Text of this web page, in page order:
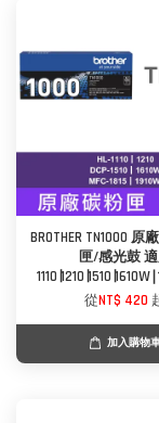
BROTHER TN1000 原
匣/感光鼓
從NT$ 420
加入購物